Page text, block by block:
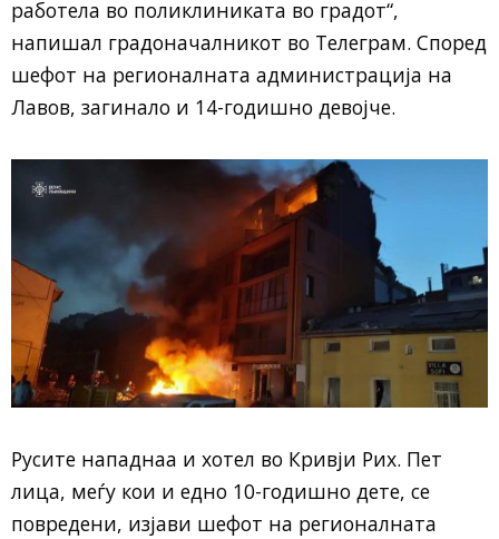
работела во поликлиниката во градот“,
напишал градоначалникот во Телеграм. Според
шефот на регионалната администрација на
Лавов, загинало и 14-годишно девојче.
Русите нападнаа и хотел во Кривји Рих. Пет
лица, меѓу кои и едно 10-годишно дете, се
повредени, изјави шефот на регионалната